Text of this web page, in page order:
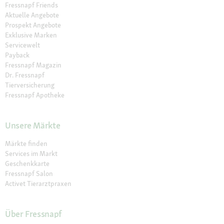
Fressnapf Friends
Aktuelle Angebote
Prospekt Angebote
Exklusive Marken
Servicewelt
Payback
Fressnapf Magazin
Dr. Fressnapf
Tierversicherung
Fressnapf Apotheke
Unsere Märkte
Märkte finden
Services im Markt
Geschenkkarte
Fressnapf Salon
Activet Tierarztpraxen
Über Fressnapf